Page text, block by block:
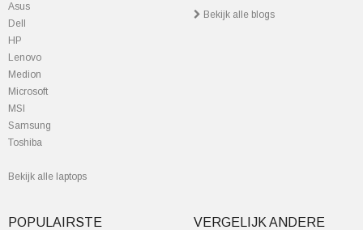
Asus
Dell
HP
Lenovo
Medion
Microsoft
MSI
Samsung
Toshiba
Bekijk alle laptops
Bekijk alle blogs
POPULAIRSTE
VERGELIJK ANDERE